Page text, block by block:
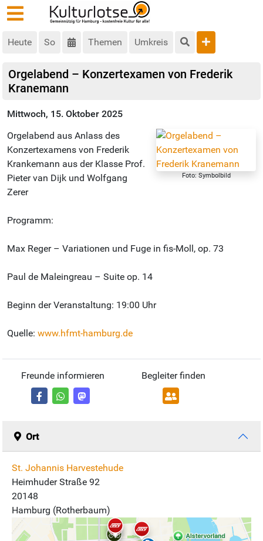
Heute So Themen Umkreis
Orgelabend – Konzertexamen von Frederik
Kranemann
Mittwoch, 15. Oktober 2025
Foto: Symbolbild
Orgelabend aus Anlass des
Konzertexamens von Frederik
Krankemann aus der Klasse Prof.
Pieter van Dijk und Wolfgang
Zerer
Programm:
Max Reger – Variationen und Fuge in fis-Moll, op. 73
Paul de Maleingreau – Suite op. 14
Beginn der Veranstaltung: 19:00 Uhr
Quelle: www.hfmt-hamburg.de
Freunde informieren Begleiter finden
Ort
St. Johannis Harvestehude
Heimhuder Straße 92
20148
Hamburg (Rotherbaum)